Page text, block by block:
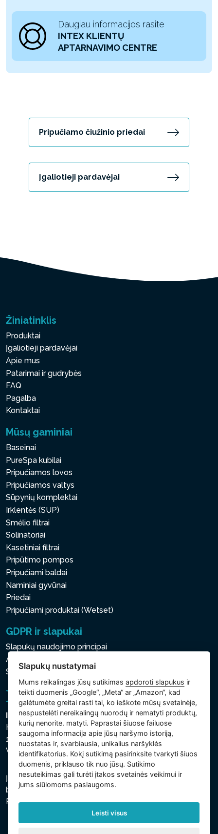
Daugiau informacijos rasite
INTEX KLIENTŲ
APTARNAVIMO CENTRE
Pripučiamo čiužinio priedai
Įgaliotieji pardavėjai
Žiniatinklis
Produktai
Įgaliotieji pardavėjai
Apie mus
Patarimai ir gudrybės
FAQ
Pagalba
Kontaktai
Mūsų gaminiai
Baseinai
PureSpa kubilai
Pripučiamos lovos
Pripučiamos valtys
Sūpynių komplektai
Irklentės (SUP)
Smėlio filtrai
Solinatoriai
Kasetiniai filtrai
Pripūtimo pompos
Pripučiami baldai
Naminiai gyvūnai
Priedai
Pripučiami produktai (Wetset)
GDPR ir slapukai
Slapukų naudojimo principai
Asmens ir kitų tvarkomų duomenų apsaugos politika
Slapukų nustatymai
Intex Trading, s.r.o.
Hradecká 2526/3
130 00 Praha 3
Vinohrady - Česká republika
Įmonė įregistruota Prahos miesto teisme, C skyriuje,
bylos numeris 74759. regsitracijos numeris: 26150808,
PVM kodas: CZ26150808.
Slapukų nustatymai
Mums reikalingas jūsų sutikimasapdoroti slapukus ir
teikti duomenis „Google“, „Meta“ ar „Amazon“, kad
galėtumėte greitai rasti tai, ko ieškote mūsų svetainėje,
nespustelėti nereikalingų nuorodų ir nematyti produktų,
kurių nenorite. matyti. Paprastai šiuose failuose
saugoma informacija apie jūsų naršymo istoriją,
nuostatas ir, svarbiausia, unikalius naršyklės
identifikatorius. Kokį sutikimą pasirinksite tvarkyti šiuos
duomenis, priklauso tik nuo jūsų. Sutikimo
nesuteikimas gali turėti įtakos svetainės veikimui ir
jums siūlomoms paslaugoms.
Leisti visus